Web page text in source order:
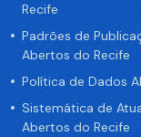
Recife
Padrões de
Abertos do Recife
Política de Dados
Sistemática de
Abertos do Recife